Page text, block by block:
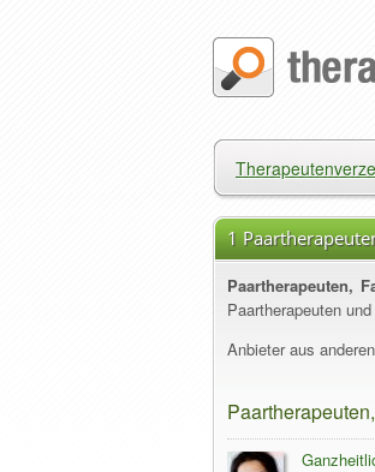
1
Paartherapeuten,
Paartherapeuten
Anbieter aus